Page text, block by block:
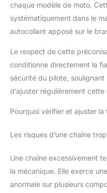
chaque modèle de moto.
systématiquement dans le
autocollant apposé sur le
Le respect de cette
conditionne directement la
sécurité du pilote,
d’ajuster régulièrement cette
Pourquoi vérifier et ajuster
Les risques d’une chaîne
Une chaîne excessivement
la mécanique. Elle exerce
anormale sur plusieurs